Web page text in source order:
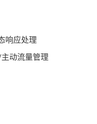
响应处理
动流量管理